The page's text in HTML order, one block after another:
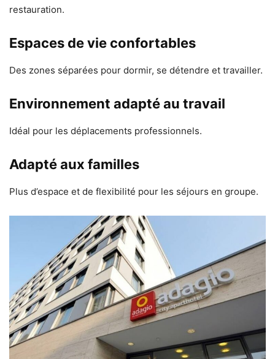
restauration.
Espaces de vie confortables
Des zones séparées pour dormir, se détendre et travailler.
Environnement adapté au travail
Idéal pour les déplacements professionnels.
Adapté aux familles
Plus d’espace et de flexibilité pour les séjours en groupe.